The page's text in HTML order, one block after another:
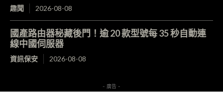
趣聞 2026-08-08
國產路由器秘藏後門！逾 20 款型號每 35 秒自動連
線中國伺服器
資訊保安 2026-08-08
- 廣告 -